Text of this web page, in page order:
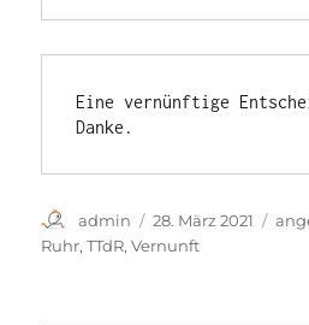
Eine vernünftige
Danke.
Autor
admin
Veröffentlicht
am
28. März 2021
Ruhr,TTdR,Vernunft